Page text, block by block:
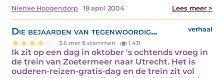
Nienke Hoogendorp 18 april 2004 Lees meer >
Die bejaarden van tegenwoordig... verhaal
3.6 met 8 stemmen 1.431
Ik zit op een dag in oktober 's ochtends vroeg in
de trein van Zoetermeer naar Utrecht. Het is
ouderen-reizen-gratis-dag en de trein zit vol